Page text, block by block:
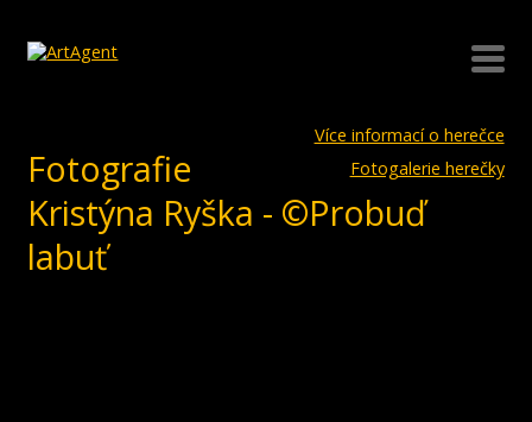
Více informací o herečce
Fotogalerie herečky
Fotografie
Kristýna Ryška - ©Probuď
labuť